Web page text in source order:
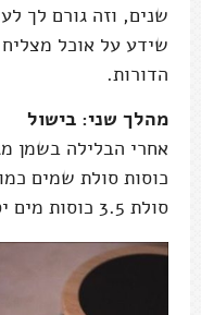
שנים, וזה גורם לך
שידע על אוכל
הדורות.
מהלך שני: בישול
סולת 3.5 כוסות מים יספיקו.